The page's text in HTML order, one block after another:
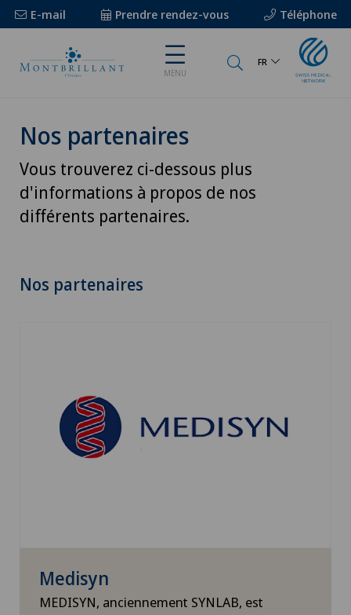
E-mail Prendre rendez-vous Téléphone
MENU
FR
Nos partenaires
Vous trouverez ci-dessous plus
d'informations à propos de nos
différents partenaires.
Nos partenaires
Medisyn
MEDISYN, anciennement SYNLAB, est